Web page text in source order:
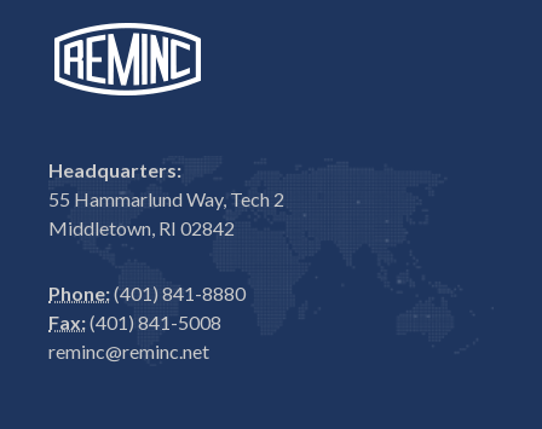
Headquarters:
55 Hammarlund Way, Tech 2
Middletown, RI 02842
Phone:(401) 841-8880
Fax:(401) 841-5008
reminc@reminc.net